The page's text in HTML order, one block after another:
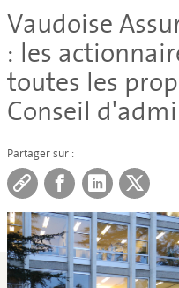
Vaudoise
: les
toutes les
Conseil
Partager sur :